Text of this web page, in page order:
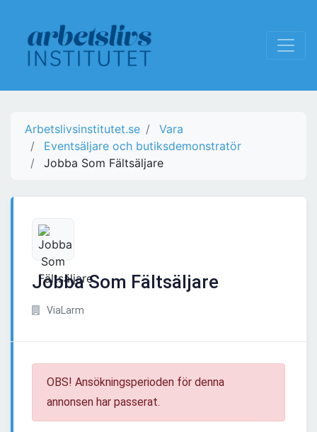
Arbetslivsinstitutet.se
Vara
Eventsäljare och butiksdemonstratör
Jobba Som Fältsäljare
Jobba Som Fältsäljare
ViaLarm
OBS! Ansökningsperioden för denna
annonsen har passerat.